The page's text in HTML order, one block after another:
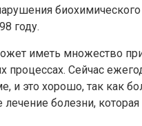
году.
иметь множество
процессах. Сейчас
и это хорошо, так как
болезни, которая